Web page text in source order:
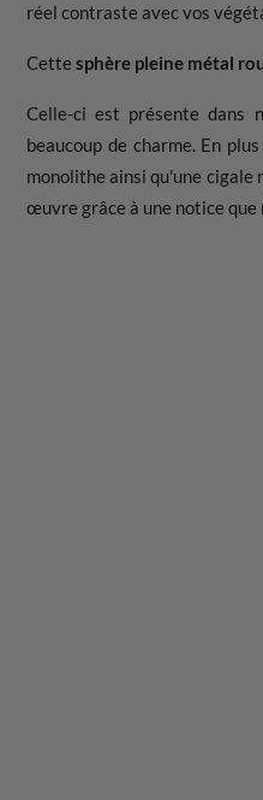
réel contraste avec vos
Cette sphère pleine métal
Celle-ci est présente dans
beaucoup de charme. En
monolithe ainsi qu'une cigale
œuvre grâce à une notice que